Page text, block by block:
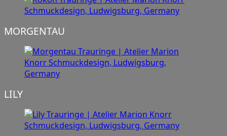
MORGENTAU
LILY